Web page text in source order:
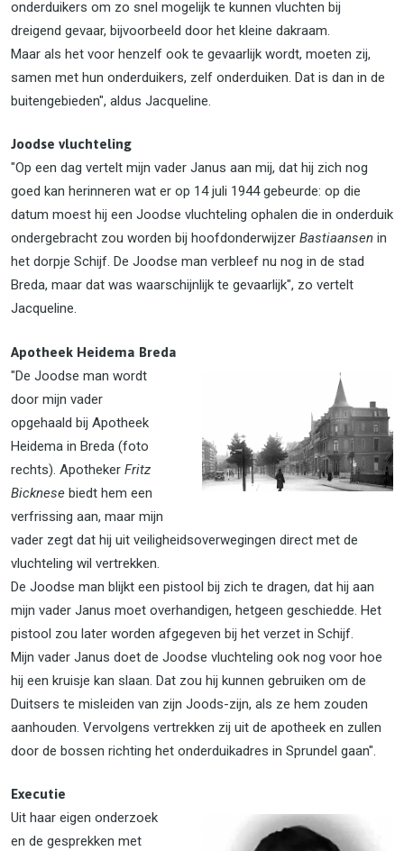
onderduikers om zo snel mogelijk te kunnen vluchten bij
dreigend gevaar, bijvoorbeeld door het kleine dakraam.
Maar als het voor henzelf ook te gevaarlijk wordt, moeten zij,
samen met hun onderduikers, zelf onderduiken. Dat is dan in de
buitengebieden", aldus Jacqueline.
Joodse vluchteling
"Op een dag vertelt mijn vader Janus aan mij, dat hij zich nog
goed kan herinneren wat er op 14 juli 1944 gebeurde: op die
datum moest hij een Joodse vluchteling ophalen die in onderduik
ondergebracht zou worden bij hoofdonderwijzer Bastiaansen in
het dorpje Schijf. De Joodse man verbleef nu nog in de stad
Breda, maar dat was waarschijnlijk te gevaarlijk", zo vertelt
Jacqueline.
Apotheek Heidema Breda
"De Joodse man wordt
door mijn vader
opgehaald bij Apotheek
Heidema in Breda (foto
rechts). Apotheker Fritz
Bicknese biedt hem een
verfrissing aan, maar mijn
vader zegt dat hij uit veiligheidsoverwegingen direct met de
vluchteling wil vertrekken.
De Joodse man blijkt een pistool bij zich te dragen, dat hij aan
mijn vader Janus moet overhandigen, hetgeen geschiedde. Het
pistool zou later worden afgegeven bij het verzet in Schijf.
Mijn vader Janus doet de Joodse vluchteling ook nog voor hoe
hij een kruisje kan slaan. Dat zou hij kunnen gebruiken om de
Duitsers te misleiden van zijn Joods-zijn, als ze hem zouden
aanhouden. Vervolgens vertrekken zij uit de apotheek en zullen
door de bossen richting het onderduikadres in Sprundel gaan".
Executie
Uit haar eigen onderzoek
en de gesprekken met